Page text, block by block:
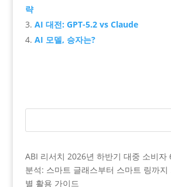
략
AI 대전: GPT-5.2 vs Claude
AI 모델, 승자는?
ABI 리서치 2026년 하반기 대중 소비자
분석: 스마트 글래스부터 스마트 링까
별 활용 가이드